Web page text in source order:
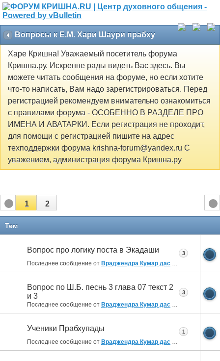
Вопросы к Е.М. Хари Шаури прабху
Харе Кришна! Уважаемый посетитель форума
Кришна.ру. Искренне рады видеть Вас здесь. Вы
можете читать сообщения на форуме, но если хотите
что-то написать, Вам надо зарегистрироваться. Перед
регистрацией рекомендуем внимательно ознакомиться
с правилами форума - ОСОБЕННО В РАЗДЕЛЕ ПРО
ИМЕНА И АВАТАРКИ. Если регистрация не проходит,
для помощи с регистрацией пишите на адрес
техподдержки форума krishna-forum@yandex.ru С
уважением, администрация форума Кришна.ру
1 2
Тем
Вопрос про логику поста в Экадаши
Последнее сообщение от Враджендра Кумар дас 07:32
3
Вопрос по Ш.Б. песнь 3 глава 07 текст 2
и 3
Последнее сообщение от Враджендра Кумар дас
3
Ученики Прабхупады
Последнее сообщение от Враджендра Кумар дас 15:29
1